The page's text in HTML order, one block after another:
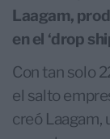
Laagam,
en el ‘drop
Con tan solo
el salto
creó Laagam,